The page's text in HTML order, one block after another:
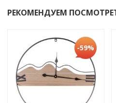
РЕКОМЕНДУЕМ
-59%